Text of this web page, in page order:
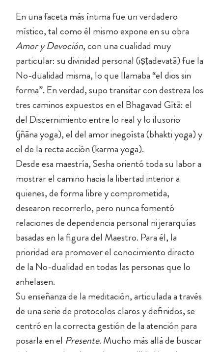
En una faceta más íntima fue un verdadero
místico, tal como él mismo expone en su obra
Amor y Devoción, con una cualidad muy
particular: su divinidad personal (iṣṭadevatā) fue la
No-dualidad misma, lo que llamaba “el dios sin
forma”. En verdad, supo transitar con destreza los
tres caminos expuestos en el Bhagavad Gītā: el
del Discernimiento entre lo real y lo ilusorio
(jñāna yoga), el del amor inegoísta (bhakti yoga) y
el de la recta acción (karma yoga).
Desde esa maestría, Sesha orientó toda su labor a
mostrar el camino hacia la libertad interior a
quienes, de forma libre y comprometida,
desearon recorrerlo, pero nunca fomentó
relaciones de dependencia personal ni jerarquías
basadas en la figura del Maestro. Para él, la
prioridad era promover el conocimiento directo
de la No-dualidad en todas las personas que lo
anhelasen.
Su enseñanza de la meditación, articulada a través
de una serie de protocolos claros y definidos, se
centró en la correcta gestión de la atención para
posarla en el Presente. Mucho más allá de buscar